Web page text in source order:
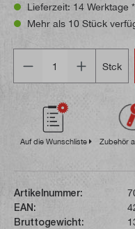
Lieferzeit: 14 Werktage
Mehr als 10 Stück
Stck
Auf die Wunschliste Zubehör
Artikelnummer:
EAN:
Bruttogewicht: